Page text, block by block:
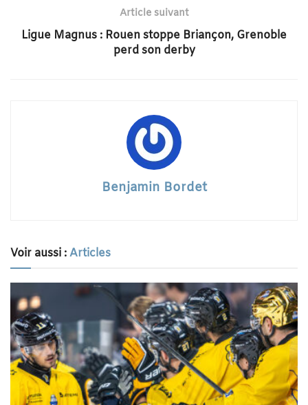
Article suivant
Ligue Magnus : Rouen stoppe Briançon, Grenoble
perd son derby
Benjamin Bordet
Voir aussi :Articles